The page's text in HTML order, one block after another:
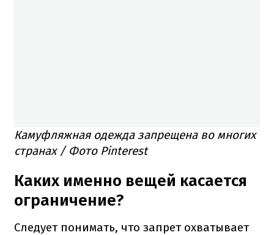
Камуфляжная одежда запрещена во многих
странах / Фото Pinterest
Каких именно вещей касается
ограничение?
Следует понимать, что запрет охватывает